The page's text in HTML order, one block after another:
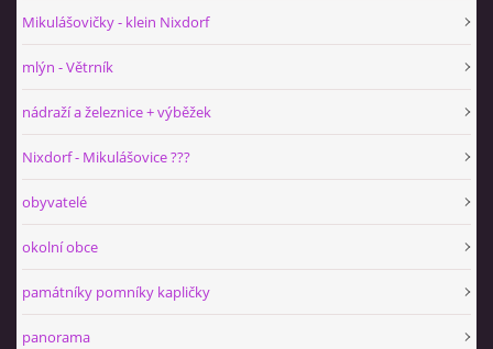
Mikulášovičky - klein Nixdorf
mlýn - Větrník
nádraží a železnice + výběžek
Nixdorf - Mikulášovice ???
obyvatelé
okolní obce
památníky pomníky kapličky
panorama